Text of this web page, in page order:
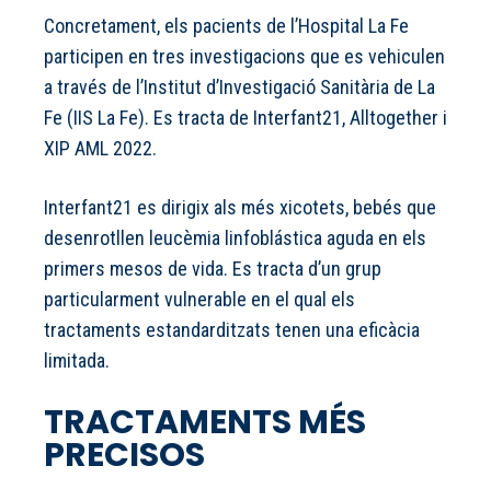
Concretament, els pacients de l’Hospital La Fe
participen en tres investigacions que es vehiculen
a través de l’Institut d’Investigació Sanitària de La
Fe (IIS La Fe). Es tracta de Interfant21, Alltogether i
XIP AML 2022.
Interfant21 es dirigix als més xicotets, bebés que
desenrotllen leucèmia linfoblástica aguda en els
primers mesos de vida. Es tracta d’un grup
particularment vulnerable en el qual els
tractaments estandarditzats tenen una eficàcia
limitada.
TRACTAMENTS MÉS
PRECISOS